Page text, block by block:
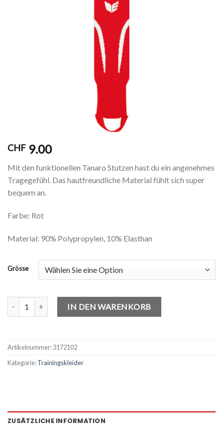
CHF 9.00
Mit den funktionellen Tanaro Stutzen hast du ein angenehmes
Tragegefühl. Das hautfreundliche Material fühlt sich super
bequem an.
Farbe: Rot
Material: 90% Polypropylen, 10% Elasthan
Grösse
Tanaro Stutzen MengeIN DEN WARENKORB
Artikelnummer:3172102
Kategorie:Trainingskleider
ZUSÄTZLICHE INFORMATION